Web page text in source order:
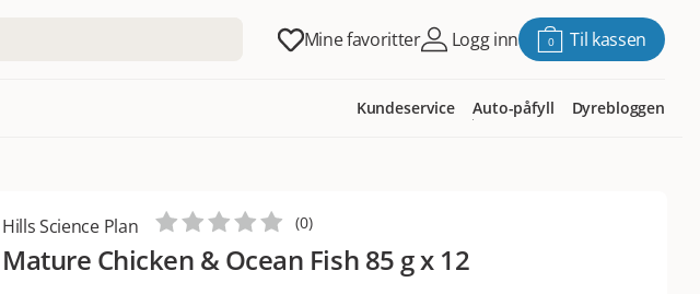
Mine favoritter Logg inn 0 Til kassen
Kundeservice Auto-påfyll Dyrebloggen
Hills Science Plan
Mature Chicken & Ocean Fish 85 g x 12
(0)